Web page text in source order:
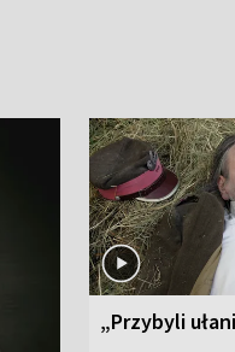
„Przybyli